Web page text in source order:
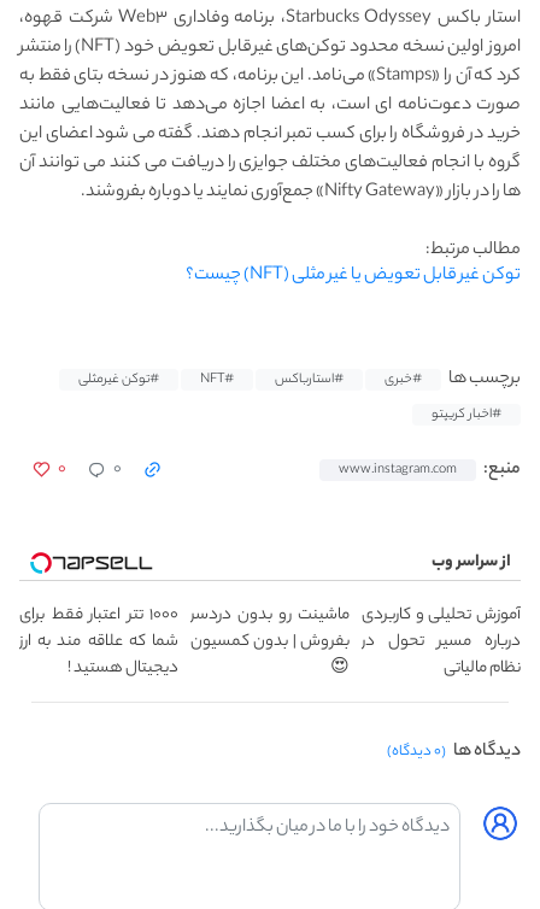
استار باکس Starbucks Odyssey، برنامه وفاداری Web۳ شرکت قهوه،
امروز اولین نسخه محدود توکن‌های غیرقابل تعویض خود (NFT) را منتشر
کرد که آن را «Stamps» می‌نامد. این برنامه، که هنوز در نسخه بتای فقط به
صورت دعوت‌نامه ای است، به اعضا اجازه می‌دهد تا فعالیت‌هایی مانند
خرید در فروشگاه را برای کسب تمبر انجام دهند. گفته می شود اعضای این
گروه با انجام فعالیت‌های مختلف جوایزی را دریافت می کنند می توانند آن‌
ها را در بازار «Nifty Gateway» جمع‌آوری نمایند یا دوباره بفروشند.
مطالب مرتبط:
توکن غیر قابل تعویض یا غیر مثلی (NFT) چیست؟
برچسب ها #خبری #استارباکس #NFT
#توکن غیرمثلی
#اخبار کریپتو
منبع: www.instagram.com ۰ ۰
از سراسر وب
آموزش تحلیلی و کاربردی
درباره مسیر تحول در
نظام مالیاتی
ماشینت رو بدون دردسر
بفروش | بدون کمسیون
😍
۱۰۰۰ تتر اعتبار فقط برای
شما که علاقه مند به ارز
دیجیتال هستید !
دیدگاه ها (۰ دیدگاه)